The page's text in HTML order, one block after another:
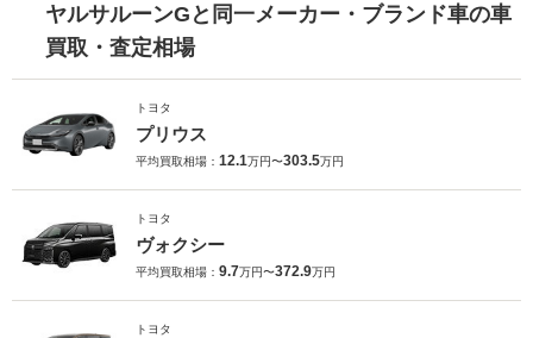
ヤルサルーンGと同一メーカー・ブランド車の車
買取・査定相場
トヨタ
プリウス
平均買取相場： 12.1万円〜303.5万円
トヨタ
ヴォクシー
平均買取相場： 9.7万円〜372.9万円
トヨタ